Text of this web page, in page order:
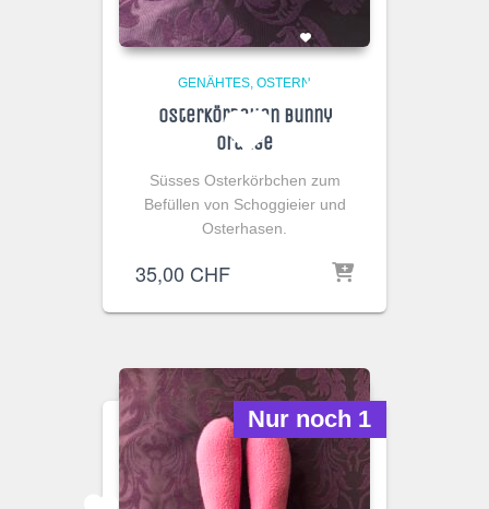
GENÄHTES OSTERN
Osterkörbchen Bunny
Orange
Süsses Osterkörbchen zum
Befüllen von Schoggieier und
Osterhasen.
35,00 CHF
Nur noch 1